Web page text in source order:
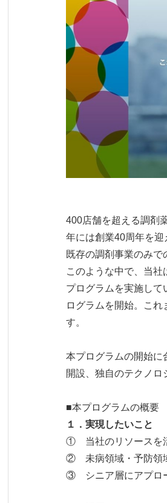
400店舗を超える調剤
年には創業40周年を迎
既存の調剤事業のみで
このような中で、当
プログラムを実施し
ログラムを開始。こ
す。
本プログラムの開始に
開設、独自のテクノロ
■本プログラムの概要
１．実現したいこと
① 当社のリソースを
② 未病領域・予防領
③ シニア層にアプロ